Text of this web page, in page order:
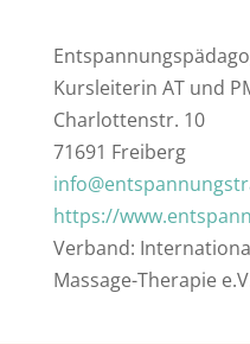
Kursleiterin AT und
Charlottenstr. 10
71691 Freiberg
https://
Verband:
Massage-Therapie